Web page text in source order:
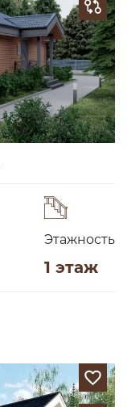
Этажность
1 этаж